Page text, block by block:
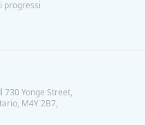
progressi
730 Yonge Street,
M4Y 2B7,